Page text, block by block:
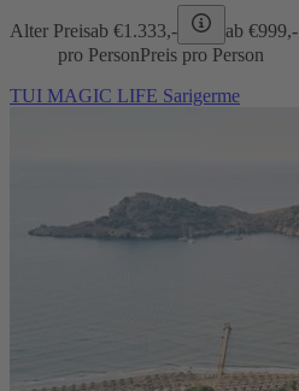
Alter Preisab €1.333,- ab €999,-
pro PersonPreis pro Person
TUI MAGIC LIFE Sarigerme